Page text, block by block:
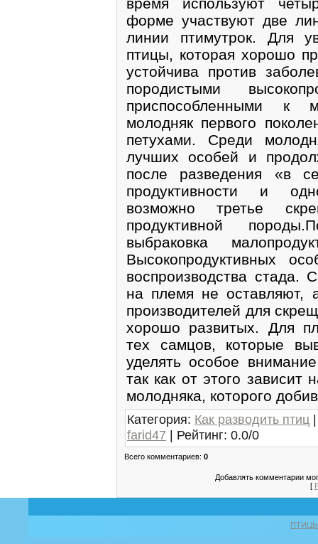
форме участвуют две
линии птимутрок. Для
птицы, которая хорошо
устойчива против
породистыми
приспособленными к
молодняк первого
петухами. Среди
лучших особей и
после разведения «в
продуктивности и
возможно третье
продуктивной
выбраковка
Высокопродуктивных
воспроизводства стада.
на племя не оставляют,
производителей для
хорошо развитых. Для
тех самцов, которые
уделять особое
так как от этого зависит
молодняка, которого
Категория: Как разводить птиц
farid47 | Рейтинг: 0.0/0
Всего комментариев: 0
Добавлять комментарии
[